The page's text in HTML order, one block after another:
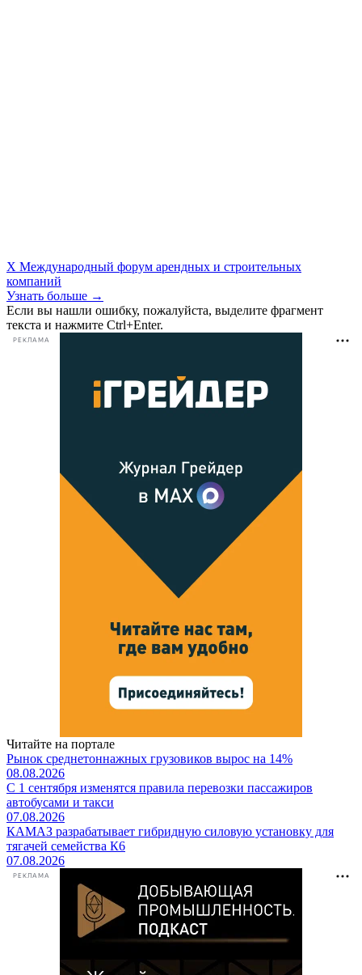
X Международный форум арендных и строительных
компаний
Узнать больше →
Если вы нашли ошибку, пожалуйста, выделите фрагмент
текста и нажмите Ctrl+Enter.
РЕКЛАМА
Читайте на портале
Рынок среднетоннажных грузовиков вырос на 14%
08.08.2026
С 1 сентября изменятся правила перевозки пассажиров
автобусами и такси
07.08.2026
КАМАЗ разрабатывает гибридную силовую установку для
тягачей семейства К6
07.08.2026
РЕКЛАМА